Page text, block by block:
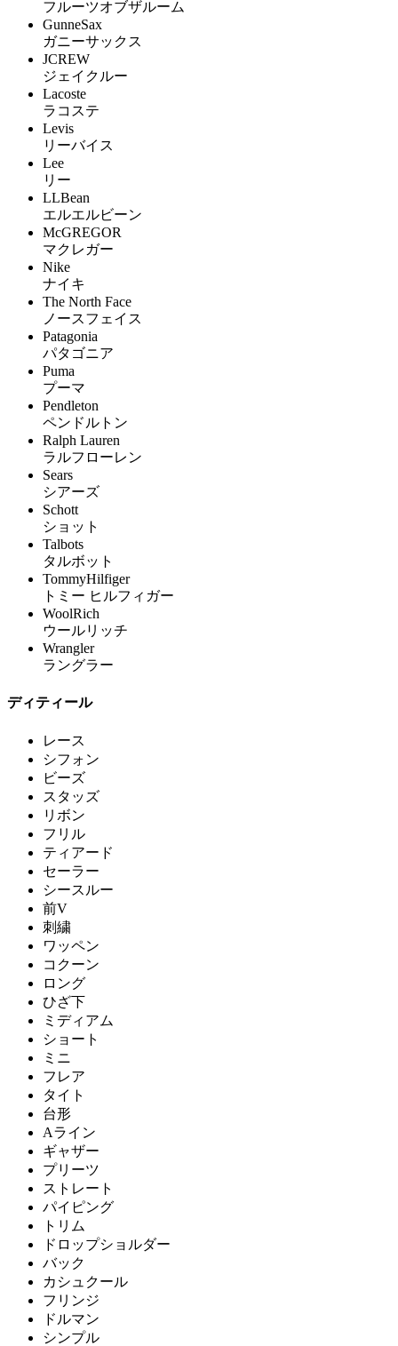
フルーツオブザルーム
GunneSax
ガニーサックス
JCREW
ジェイクルー
Lacoste
ラコステ
Levis
リーバイス
Lee
リー
LLBean
エルエルビーン
McGREGOR
マクレガー
Nike
ナイキ
The North Face
ノースフェイス
Patagonia
パタゴニア
Puma
プーマ
Pendleton
ペンドルトン
Ralph Lauren
ラルフローレン
Sears
シアーズ
Schott
ショット
Talbots
タルボット
TommyHilfiger
トミー ヒルフィガー
WoolRich
ウールリッチ
Wrangler
ラングラー
ディティール
レース
シフォン
ビーズ
スタッズ
リボン
フリル
ティアード
セーラー
シースルー
前V
刺繍
ワッペン
コクーン
ロング
ひざ下
ミディアム
ショート
ミニ
フレア
タイト
台形
Aライン
ギャザー
プリーツ
ストレート
パイピング
トリム
ドロップショルダー
バック
カシュクール
フリンジ
ドルマン
シンプル